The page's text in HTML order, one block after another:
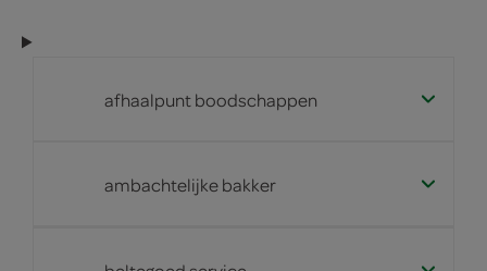
afhaalpunt boodschappen
ambachtelijke bakker